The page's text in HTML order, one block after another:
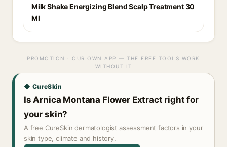
Milk Shake Energizing Blend Scalp Treatment 30
Ml
PROMOTION · OUR OWN APP — THE FREE TOOLS WORK
WITHOUT IT
◆ CureSkin
Is Arnica Montana Flower Extract right for
your skin?
A free CureSkin dermatologist assessment factors in your
skin type, climate and history.